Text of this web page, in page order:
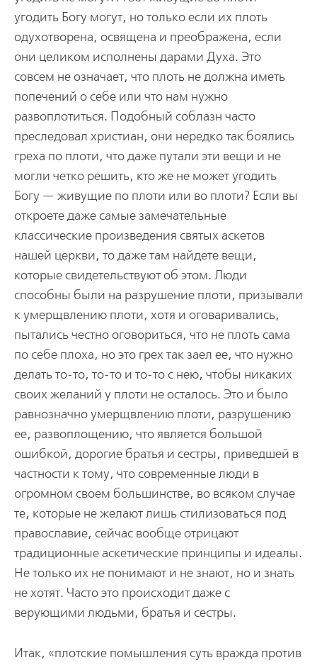
угодить Богу могут, но только если их плоть
одухотворена, освящена и преображена, если
они целиком исполнены дарами Духа. Это
совсем не означает, что плоть не должна иметь
попечений о себе или что нам нужно
развоплотиться. Подобный соблазн часто
преследовал христиан, они нередко так боялись
греха по плоти, что даже путали эти вещи и не
могли четко решить, кто же не может угодить
Богу — живущие по плоти или во плоти? Если вы
откроете даже самые замечательные
классические произведения святых аскетов
нашей церкви, то даже там найдете вещи,
которые свидетельствуют об этом. Люди
способны были на разрушение плоти, призывали
к умерщвлению плоти, хотя и оговаривались,
пытались честно оговориться, что не плоть сама
по себе плоха, но это грех так заел ее, что нужно
делать то-то, то-то и то-то с нею, чтобы никаких
своих желаний у плоти не осталось. Это и было
равнозначно умерщвлению плоти, разрушению
ее, развоплощению, что является большой
ошибкой, дорогие братья и сестры, приведшей в
частности к тому, что современные люди в
огромном своем большинстве, во всяком случае
те, которые не желают лишь стилизоваться под
православие, сейчас вообще отрицают
традиционные аскетические принципы и идеалы.
Не только их не понимают и не знают, но и знать
не хотят. Часто это происходит даже с
верующими людьми, братья и сестры.
Итак, «плотские помышления суть вражда против